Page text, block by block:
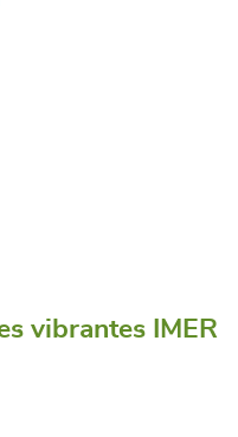
vibrantes IMER